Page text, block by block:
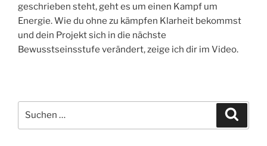
geschrieben steht, geht es um einen Kampf um
Energie. Wie du ohne zu kämpfen Klarheit bekommst
und dein Projekt sich in die nächste
Bewusstseinsstufe verändert, zeige ich dir im Video.
nach: